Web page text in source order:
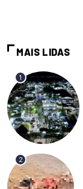
MAIS LIDAS
1
2